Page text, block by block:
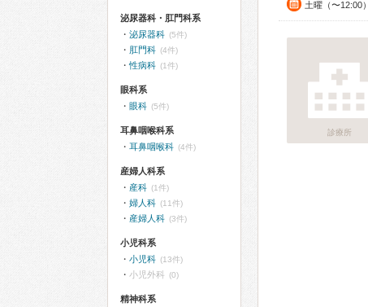
土曜（〜12:00）
診療所
泌尿器科・肛門科系
泌尿器科 (5件)
肛門科 (4件)
性病科 (1件)
眼科系
眼科 (5件)
耳鼻咽喉科系
耳鼻咽喉科 (4件)
産婦人科系
産科 (1件)
婦人科 (11件)
産婦人科 (3件)
小児科系
小児科 (13件)
小児外科 (0)
精神科系